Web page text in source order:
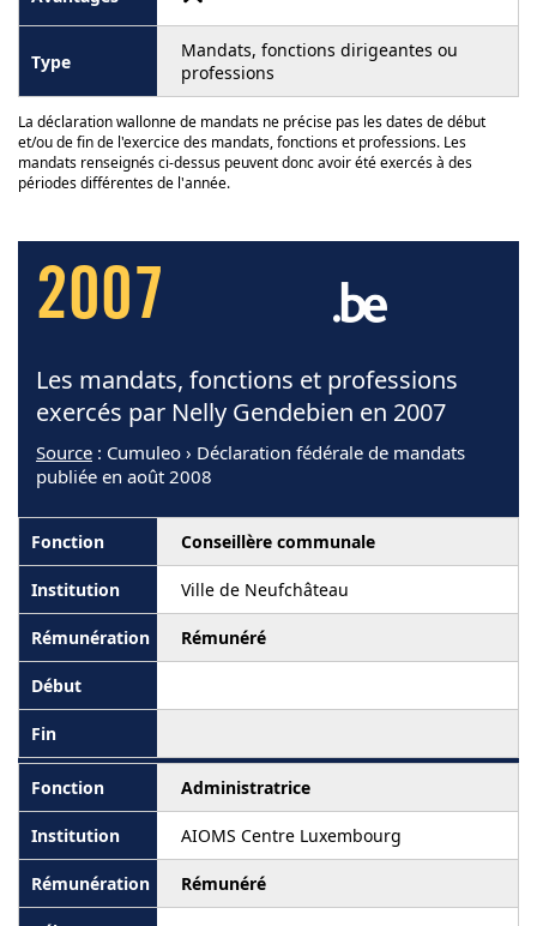
Mandats, fonctions dirigeantes ou
professions
La déclaration wallonne de mandats ne précise pas les dates de début
et/ou de fin de l'exercice des mandats, fonctions et professions. Les
mandats renseignés ci-dessus peuvent donc avoir été exercés à des
périodes différentes de l'année.
2007
Les mandats, fonctions et professions
exercés par Nelly Gendebien en 2007
Source : Cumuleo › Déclaration fédérale de mandats
publiée en août 2008
Conseillère communale
Ville de Neufchâteau
Rémunéré
Administratrice
AIOMS Centre Luxembourg
Rémunéré